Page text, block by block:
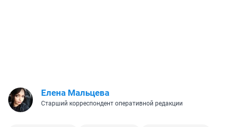
Елена Мальцева
Старший корреспондент оперативной редакции